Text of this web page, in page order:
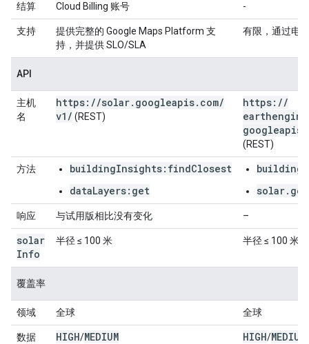
结算 Cloud Billing 账号 -
支持
提供完整的 Google Maps Platform 支
持，并提供 SLO/SLA
有限，通过电
API
主机
名
https: //solar. googleapis. com/
v1 / (REST)
https: //
googleapis
(REST)
方法
buildingInsights:findClosest
dataLayers:get
solar.get
响应 与试用版相比没有变化 –
solar
Info
半径 ≤ 100 米 半径 ≤ 100 米
覆盖率
领域 全球 全球
数据
HIGH/MEDIUM HIGH/MEDIUM